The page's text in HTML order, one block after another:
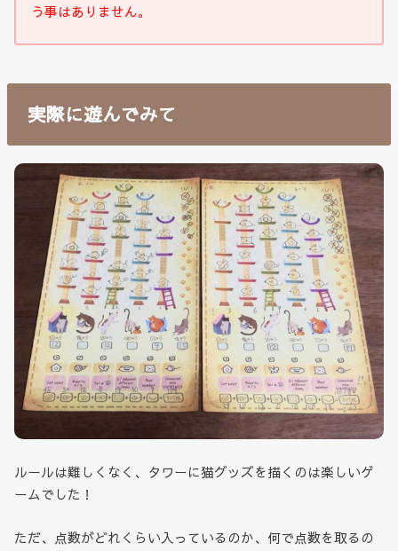
う事はありません。
実際に遊んでみて
ルールは難しくなく、タワーに猫グッズを描くのは楽しいゲ
ームでした！
ただ、点数がどれくらい入っているのか、何で点数を取るの